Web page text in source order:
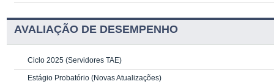
AVALIAÇÃO DE DESEMPENHO
Ciclo 2025 (Servidores TAE)
Estágio Probatório (Novas Atualizações)